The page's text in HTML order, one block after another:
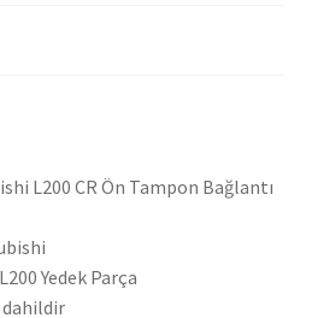
L200 CR Ön Tampon Bağlantı
Yedek Parça
dahildir